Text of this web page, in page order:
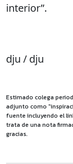
interior”.
dju / dju
Estimado colega
adjunto como
fuente incluyendo el
trata de una nota
gracias.